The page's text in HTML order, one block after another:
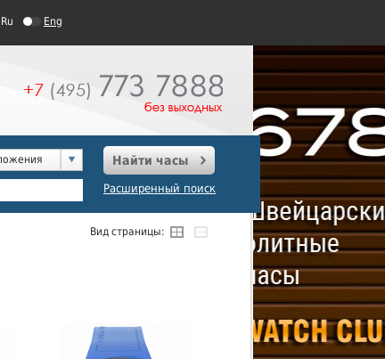
Ru Eng
Найти часы
Расширенный поиск
Вид страницы: